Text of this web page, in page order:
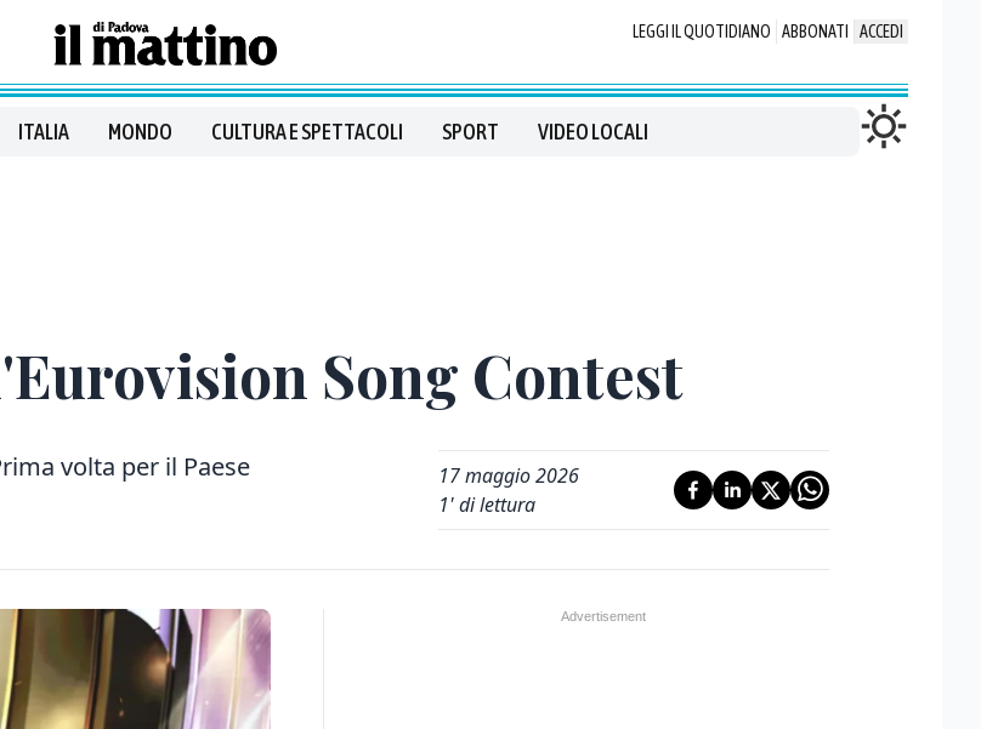
LEGGI IL QUOTIDIANO ABBONATI ACCEDI
ITALIA MONDO CULTURA E SPETTACOLI SPORT VIDEO LOCALI
Song Contest
volta per il Paese
17 maggio 2026
1' di lettura